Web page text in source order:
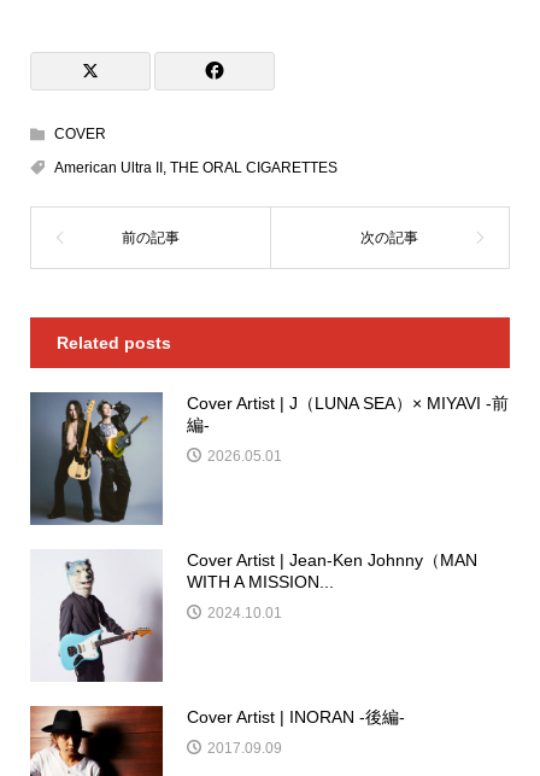
COVER
American Ultra II , THE ORAL CIGARETTES
Related posts
Cover Artist | J（LUNA SEA）× MIYAVI -前
編-
2026.05.01
Cover Artist | Jean-Ken Johnny（MAN
WITH A MISSION...
2024.10.01
Cover Artist | INORAN -後編-
2017.09.09